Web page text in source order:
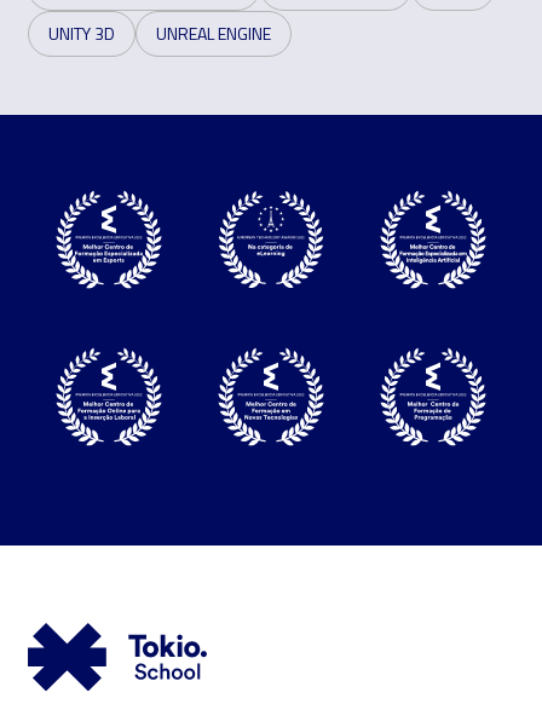
UNITY 3D
UNREAL ENGINE